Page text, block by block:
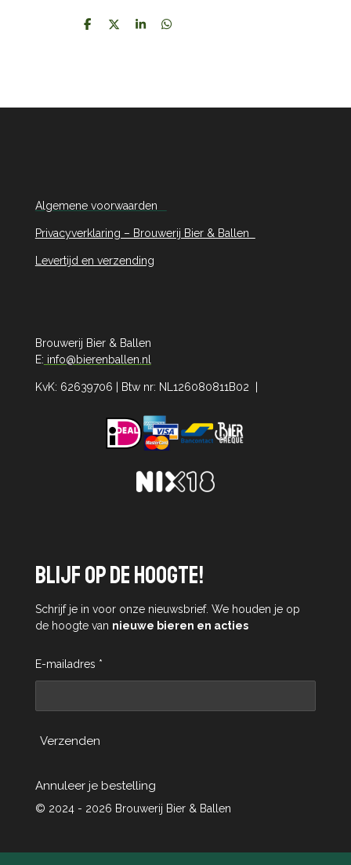
D
D
S
D
Algemene voorwaarden
Privacyverklaring – Brouwerij Bier & Ballen
Levertijd en verzending
Brouwerij Bier & Ballen
E: info@bierenballen.nl
KvK: 62639706 | Btw nr: NL126080811B02 |
Blijf op de hoogte!
Schrijf je in voor onze nieuwsbrief. We houden je op
de hoogte van nieuwe bieren en acties
E-mailadres *
Verzenden
Annuleer je bestelling
© 2024 - 2026 Brouwerij Bier & Ballen